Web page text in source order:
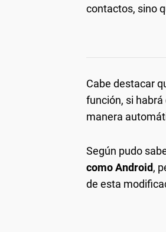
contactos, sino
Cabe destacar
función, si
manera
Según pudo
como Android,
de esta